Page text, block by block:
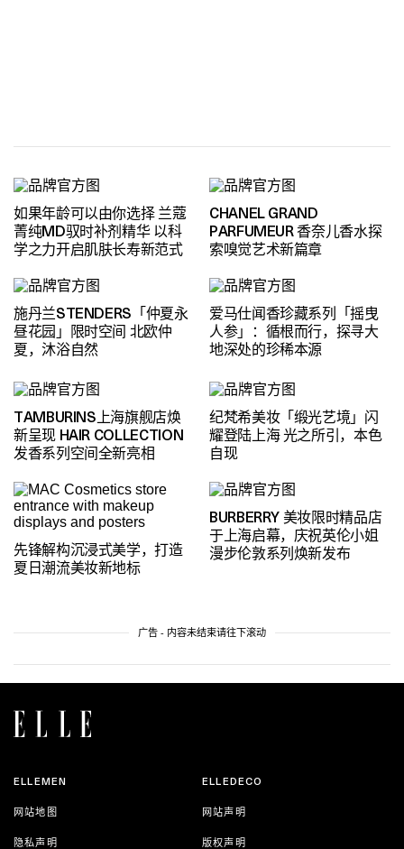
如果年龄可以由你选择 兰蔻
菁纯MD驭时补剂精华 以科
学之力开启肌肤长寿新范式
CHANEL GRAND
PARFUMEUR 香奈儿香水探
索嗅觉艺术新篇章
施丹兰STENDERS「仲夏永
昼花园」限时空间 北欧仲
夏，沐浴自然
爱马仕闻香珍藏系列「摇曳
人参」：循根而行，探寻大
地深处的珍稀本源
TAMBURINS上海旗舰店焕
新呈现 HAIR COLLECTION
发香系列空间全新亮相
纪梵希美妆「缎光艺境」闪
耀登陆上海 光之所引，本色
自现
先锋解构沉浸式美学，打造
夏日潮流美妆新地标
BURBERRY 美妆限时精品店
于上海启幕，庆祝英伦小姐
漫步伦敦系列焕新发布
广告 - 内容未结束请往下滚动
ELLEMEN ELLEDECO
网站地图 网站声明
隐私声明 版权声明